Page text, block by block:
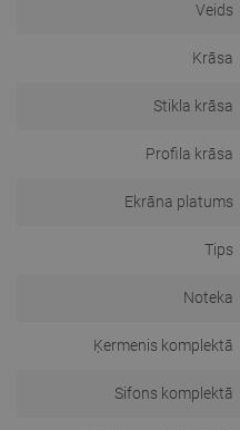
Veids
Krāsa
Stikla krāsa
Profila krāsa
Ekrāna platums
Tips
Noteka
Ķermenis komplektā
Sifons komplektā